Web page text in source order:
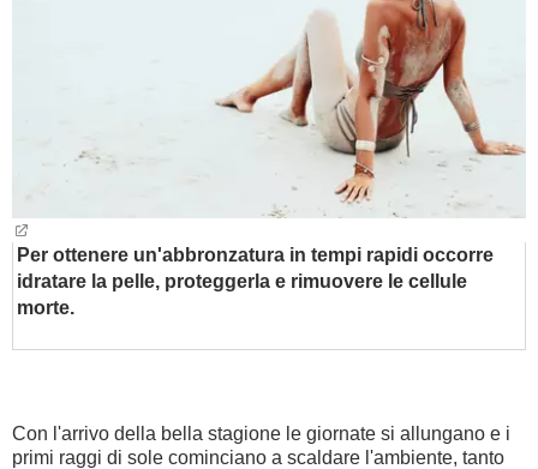
FORUM
Per ottenere un'abbronzatura in tempi rapidi occorre
idratare la pelle, proteggerla e rimuovere le cellule
morte.
Con l'arrivo della bella stagione le giornate si allungano e i
primi raggi di sole cominciano a scaldare l'ambiente, tanto